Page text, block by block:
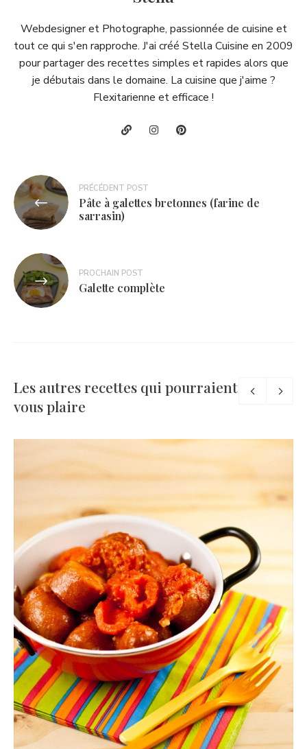
Webdesigner et Photographe, passionnée de cuisine et
tout ce qui s'en rapproche. J'ai créé Stella Cuisine en 2009
pour partager des recettes simples et rapides alors que
je débutais dans le domaine. La cuisine que j'aime ?
Flexitarienne et efficace !
Navigation
de
l’article
PRÉCÉDENT POST
Pâte à galettes bretonnes (farine de
sarrasin)
PROCHAIN POST
Galette complète
Les autres recettes qui pourraient
vous plaire